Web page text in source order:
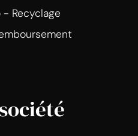
- Recyclage